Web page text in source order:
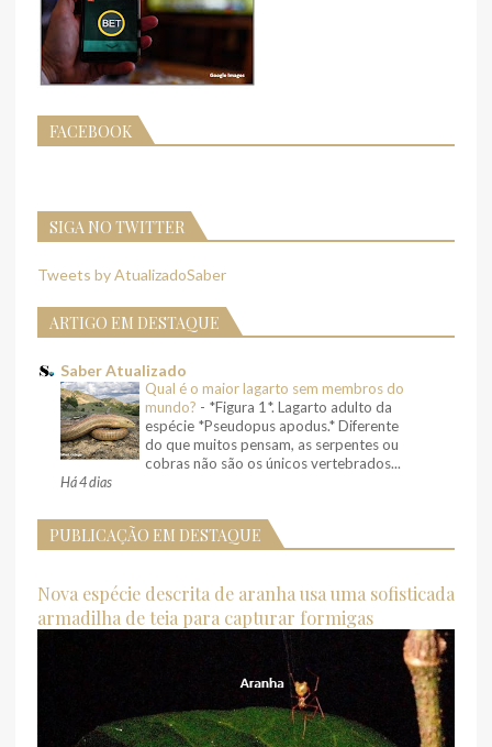
FACEBOOK
SIGA NO TWITTER
Tweets by AtualizadoSaber
ARTIGO EM DESTAQUE
Saber Atualizado
Qual é o maior lagarto sem membros do
mundo? - *Figura 1*. Lagarto adulto da
espécie *Pseudopus apodus.* Diferente
do que muitos pensam, as serpentes ou
cobras não são os únicos vertebrados...
Há 4 dias
PUBLICAÇÃO EM DESTAQUE
Nova espécie descrita de aranha usa uma sofisticada
armadilha de teia para capturar formigas